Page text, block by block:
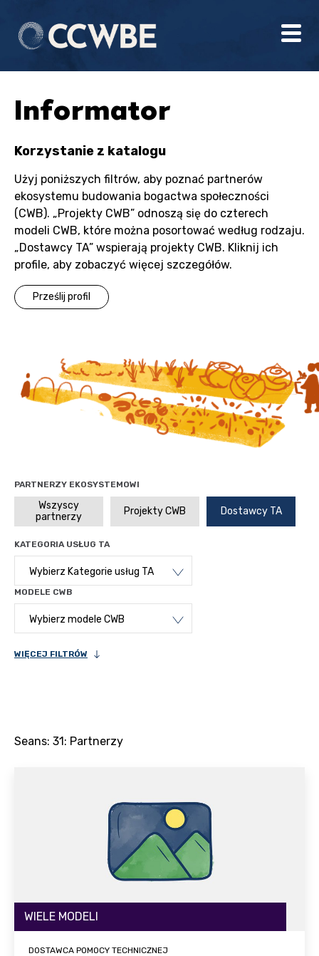
Informator
Korzystanie z katalogu
Użyj poniższych filtrów, aby poznać partnerów
ekosystemu budowania bogactwa społeczności
(CWB). „Projekty CWB” odnoszą się do czterech
modeli CWB, które można posortować według rodzaju.
„Dostawcy TA” wspierają projekty CWB. Kliknij ich
profile, aby zobaczyć więcej szczegółów.
Prześlij profil
PARTNERZY EKOSYSTEMOWI
Wszyscy
partnerzy
Projekty CWB Dostawcy TA
KATEGORIA USŁUG TA
Wybierz Kategorie usług TA
MODELE CWB
Wybierz modele CWB
WIĘCEJ FILTRÓW
Seans: 31: Partnerzy
WIELE MODELI
DOSTAWCA POMOCY TECHNICZNEJ